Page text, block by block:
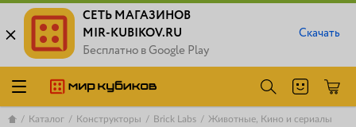
Каталог Конструкторы Brick Labs
Животные, Кино и сериалы
СЕТЬ МАГАЗИНОВ
MIR-KUBIKOV.RU
Бесплатно в Google Play
Скачать